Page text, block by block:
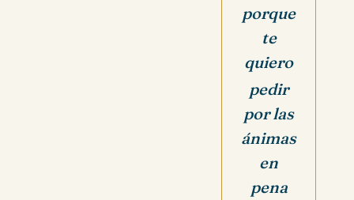
porque
te
quiero
pedir
por las
ánimas
en
pena